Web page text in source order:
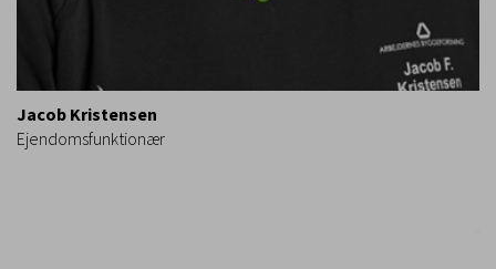
Jacob Kristensen
Ejendomsfunktionær